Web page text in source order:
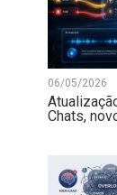
06/05/2026
Chats,